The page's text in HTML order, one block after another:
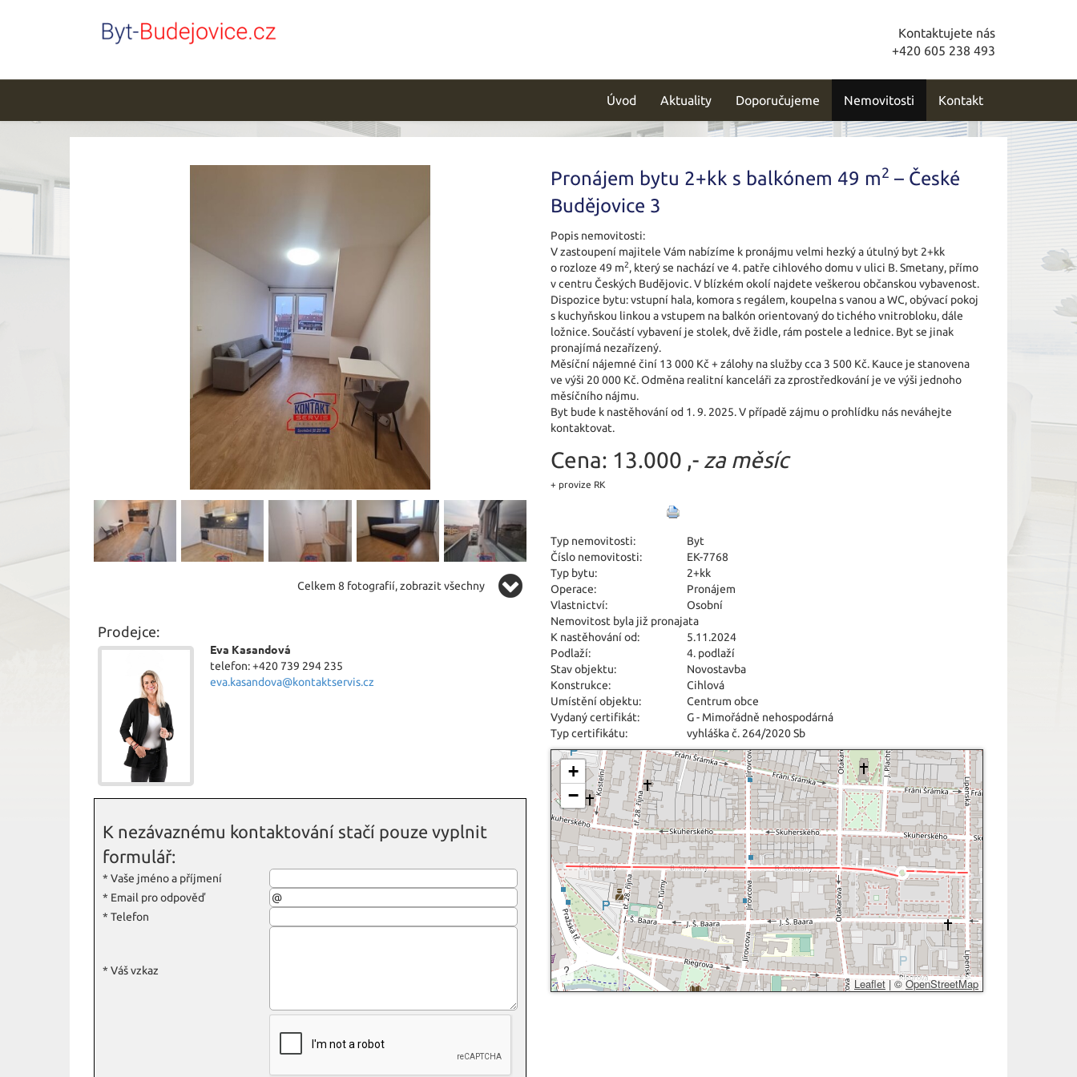
Kontaktujete nás
+420 605 238 493
Úvod Aktuality Doporučujeme Nemovitosti Kontakt
Celkem 8 fotografií, zobrazit všechny
Prodejce:
Eva Kasandová
telefon: +420 739 294 235
eva.kasandova@kontaktservis.cz
K nezávaznému kontaktování stačí pouze vyplnit
formulář:
* Vaše jméno a příjmení
* Email pro odpověď
* Telefon
* Váš vzkaz
Pronájem bytu 2+kk s balkónem 49 m2 – České
Budějovice 3
Popis nemovitosti:
V zastoupení majitele Vám nabízíme k pronájmu velmi hezký a útulný byt 2+kk
o rozloze 49 m2, který se nachází ve 4. patře cihlového domu v ulici B. Smetany, přímo
v centru Českých Budějovic. V blízkém okolí najdete veškerou občanskou vybavenost.
Dispozice bytu: vstupní hala, komora s regálem, koupelna s vanou a WC, obývací pokoj
s kuchyňskou linkou a vstupem na balkón orientovaný do tichého vnitrobloku, dále
ložnice. Součástí vybavení je stolek, dvě židle, rám postele a lednice. Byt se jinak
pronajímá nezařízený.
Měsíční nájemné činí 13 000 Kč + zálohy na služby cca 3 500 Kč. Kauce je stanovena
ve výši 20 000 Kč. Odměna realitní kanceláři za zprostředkování je ve výši jednoho
měsíčního nájmu.
Byt bude k nastěhování od 1. 9. 2025. V případě zájmu o prohlídku nás neváhejte
kontaktovat.
Cena: 13.000 ,- za měsíc
+ provize RK
Typ nemovitosti:
Byt
Číslo nemovitosti:
EK-7768
Typ bytu:
2+kk
Operace:
Pronájem
Vlastnictví:
Osobní
Nemovitost byla již pronajata
K nastěhování od:
5.11.2024
Podlaží:
4. podlaží
Stav objektu:
Novostavba
Konstrukce:
Cihlová
Umístění objektu:
Centrum obce
Vydaný certifikát:
G - Mimořádně nehospodárná
Typ certifikátu:
vyhláška č. 264/2020 Sb
+
−
?
Leaflet | ©OpenStreetMap